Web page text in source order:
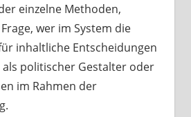
einzelne Methoden,
wer im System die
inhaltliche Entscheidungen
politischer Gestalter oder
im Rahmen der